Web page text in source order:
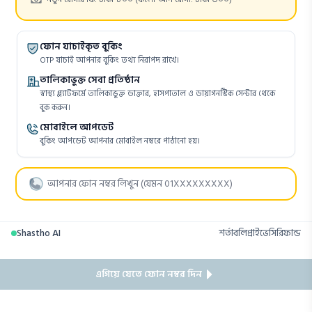
ফোন যাচাইকৃত বুকিং
OTP যাচাই আপনার বুকিং তথ্য নিরাপদ রাখে।
তালিকাভুক্ত সেবা প্রতিষ্ঠান
স্বাস্থ্য প্ল্যাটফর্মে তালিকাভুক্ত ডাক্তার, হাসপাতাল ও ডায়াগনস্টিক সেন্টার থেকে
বুক করুন।
মোবাইলে আপডেট
বুকিং আপডেট আপনার মোবাইল নম্বরে পাঠানো হয়।
এগিয়ে যেতে ফোন নম্বর দিন
Shastho AI শর্তাবলিপ্রাইভেসিরিফান্ড